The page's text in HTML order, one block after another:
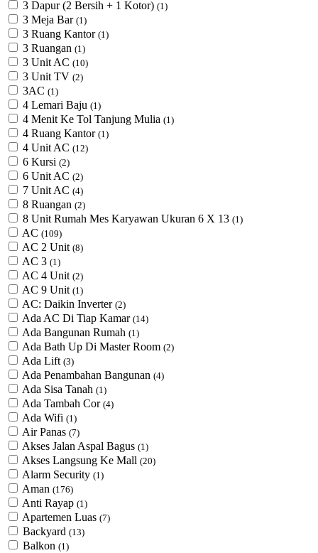
3 Dapur (2 Bersih + 1 Kotor) (1)
3 Meja Bar (1)
3 Ruang Kantor (1)
3 Ruangan (1)
3 Unit AC (10)
3 Unit TV (2)
3AC (1)
4 Lemari Baju (1)
4 Menit Ke Tol Tanjung Mulia (1)
4 Ruang Kantor (1)
4 Unit AC (12)
6 Kursi (2)
6 Unit AC (2)
7 Unit AC (4)
8 Ruangan (2)
8 Unit Rumah Mes Karyawan Ukuran 6 X 13 (1)
AC (109)
AC 2 Unit (8)
AC 3 (1)
AC 4 Unit (2)
AC 9 Unit (1)
AC: Daikin Inverter (2)
Ada AC Di Tiap Kamar (14)
Ada Bangunan Rumah (1)
Ada Bath Up Di Master Room (2)
Ada Lift (3)
Ada Penambahan Bangunan (4)
Ada Sisa Tanah (1)
Ada Tambah Cor (4)
Ada Wifi (1)
Air Panas (7)
Akses Jalan Aspal Bagus (1)
Akses Langsung Ke Mall (20)
Alarm Security (1)
Aman (176)
Anti Rayap (1)
Apartemen Luas (7)
Backyard (13)
Balkon (1)